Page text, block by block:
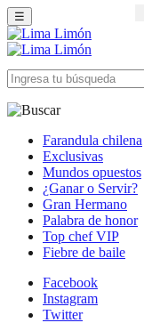
☰
Farandula chilena
Exclusivas
Mundos opuestos
¿Ganar o Servir?
Gran Hermano
Palabra de honor
Top chef VIP
Fiebre de baile
Facebook
Instagram
Twitter